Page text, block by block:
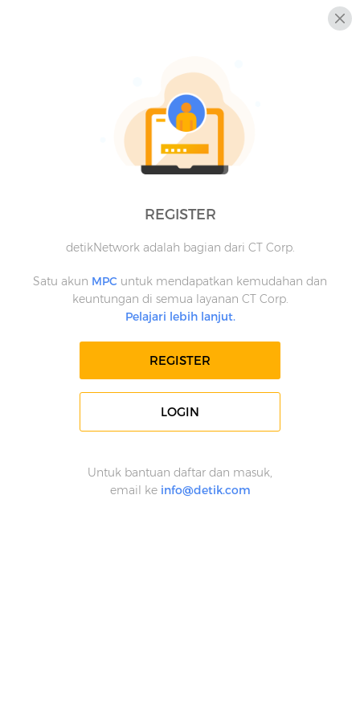
REGISTER
detikNetwork adalah bagian dari CT Corp.
Satu akun MPC untuk mendapatkan kemudahan dan
keuntungan di semua layanan CT Corp.
Pelajari lebih lanjut.
REGISTER
LOGIN
Untuk bantuan daftar dan masuk,
email ke info@detik.com